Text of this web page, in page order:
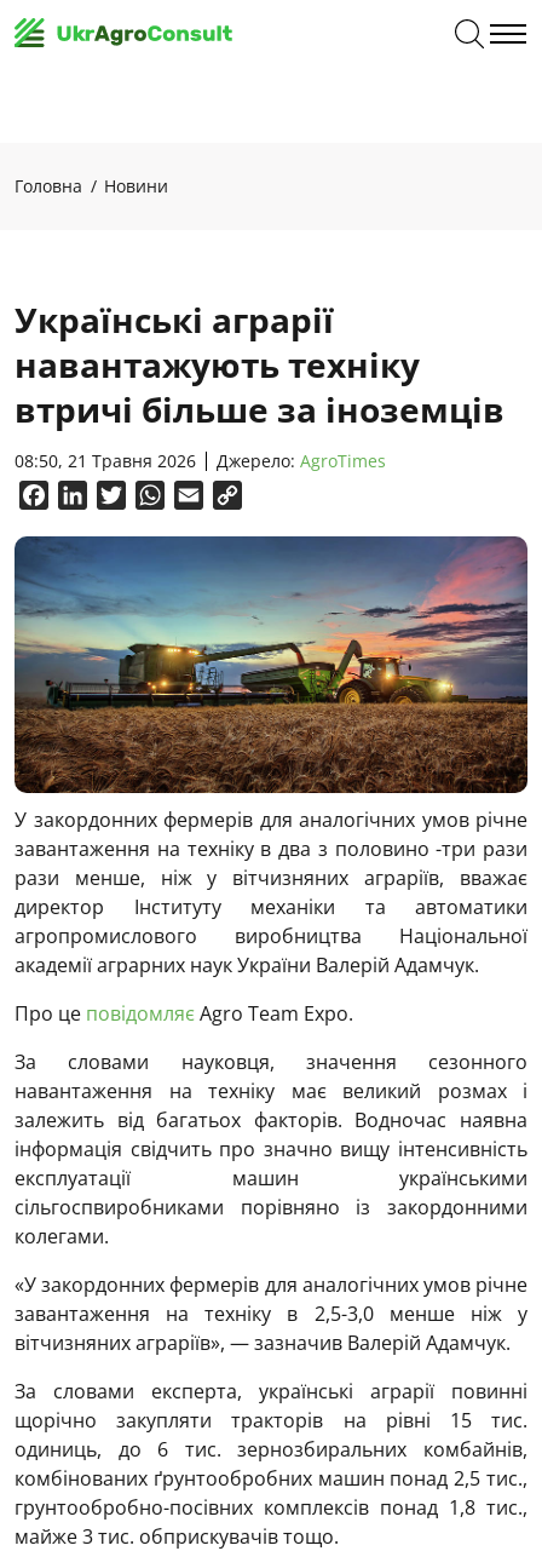
Головна Новини
Українські аграрії
навантажують техніку
втричі більше за іноземців
08:50, 21 Травня 2026 Джерело: AgroTimes
FacebookLinkedInTwitterWhatsApp
Email
У закордонних фермерів для аналогічних умов річне
завантаження на техніку в два з половино -три рази
рази менше, ніж у вітчизняних аграріїв, вважає
директор Інституту механіки та автоматики
агропромислового виробництва Національної
академії аграрних наук України Валерій Адамчук.
Про це повідомляєAgro Team Expo.
За словами науковця, значення сезонного
навантаження на техніку має великий розмах і
залежить від багатьох факторів. Водночас наявна
інформація свідчить про значно вищу інтенсивність
експлуатації машин українськими
сільгоспвиробниками порівняно із закордонними
колегами.
«У закордонних фермерів для аналогічних умов річне
завантаження на техніку в 2,5-3,0 менше ніж у
вітчизняних аграріїв», — зазначив Валерій Адамчук.
За словами експерта, українські аграрії повинні
щорічно закупляти тракторів на рівні 15 тис.
одиниць, до 6 тис. зернозбиральних комбайнів,
комбінованих ґрунтообробних машин понад 2,5 тис.,
грунтообробно-посівних комплексів понад 1,8 тис.,
майже 3 тис. обприскувачів тощо.